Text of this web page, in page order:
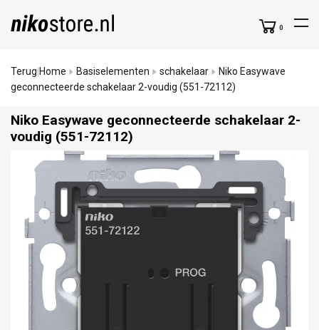
0
Terug Home Basiselementen schakelaar
Niko Easywave
geconnecteerde schakelaar 2-voudig (551-72112)
Niko Easywave geconnecteerde schakelaar 2-
voudig (551-72112)